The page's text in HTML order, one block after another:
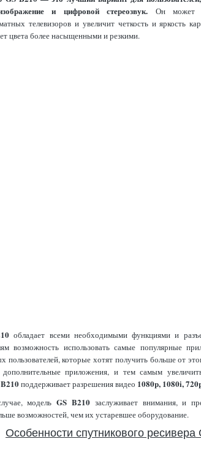
и цифровой стереозвук. Он может
телевизоров и увеличит четкость и яркость
цвета более насыщенными и резкими.
обладает всеми необходимыми функциями и
возможность использовать самые популярные
пользователей, которые хотят получить больше от
дополнительные приложения, и тем самым
поддерживает разрешения видео 1080p, 1080i,
модельGS B210 заслуживает внимания, и
возможностей, чем их устаревшее оборудование.
Особенности спутникового ресивера